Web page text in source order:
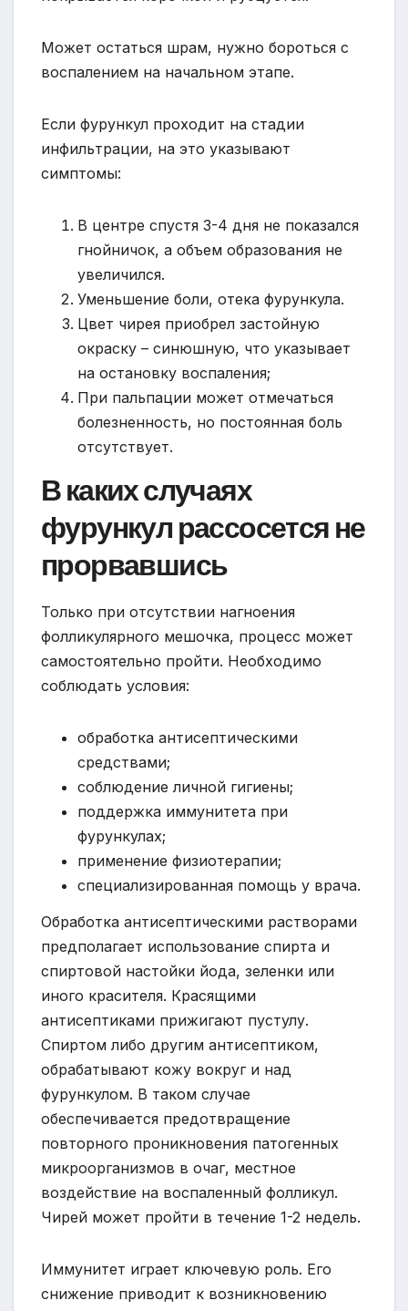
Может остаться шрам, нужно бороться с
воспалением на начальном этапе.
Если фурункул проходит на стадии
инфильтрации, на это указывают
симптомы:
В центре спустя 3-4 дня не показался
гнойничок, а объем образования не
увеличился.
Уменьшение боли, отека фурункула.
Цвет чирея приобрел застойную
окраску – синюшную, что указывает
на остановку воспаления;
При пальпации может отмечаться
болезненность, но постоянная боль
отсутствует.
В каких случаях
фурункул рассосется не
прорвавшись
Только при отсутствии нагноения
фолликулярного мешочка, процесс может
самостоятельно пройти. Необходимо
соблюдать условия:
обработка антисептическими
средствами;
соблюдение личной гигиены;
поддержка иммунитета при
фурункулах;
применение физиотерапии;
специализированная помощь у врача.
Обработка антисептическими растворами
предполагает использование спирта и
спиртовой настойки йода, зеленки или
иного красителя. Красящими
антисептиками прижигают пустулу.
Спиртом либо другим антисептиком,
обрабатывают кожу вокруг и над
фурункулом. В таком случае
обеспечивается предотвращение
повторного проникновения патогенных
микроорганизмов в очаг, местное
воздействие на воспаленный фолликул.
Чирей может пройти в течение 1-2 недель.
Иммунитет играет ключевую роль. Его
снижение приводит к возникновению